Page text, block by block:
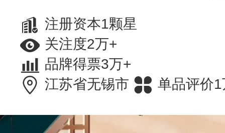
注册资本1颗星
关注度2万+
品牌得票3万+
江苏省无锡市
单品评价1